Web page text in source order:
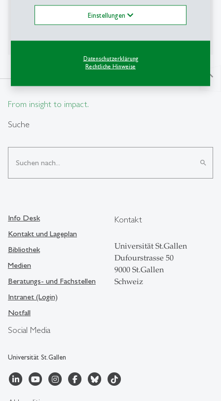
Einstellungen
Datenschutzerklärung
Rechtliche Hinweise
Student Engagement Award 2023
north
From insight to impact.
Suche
search
Social Media
Universität St.Gallen
Info Desk
Kontakt und Lageplan
Bibliothek
Medien
Beratungs- und Fachstellen
Intranet (Login)
Notfall
Kontakt
Universität St.Gallen
Dufourstrasse 50
9000 St.Gallen
Schweiz